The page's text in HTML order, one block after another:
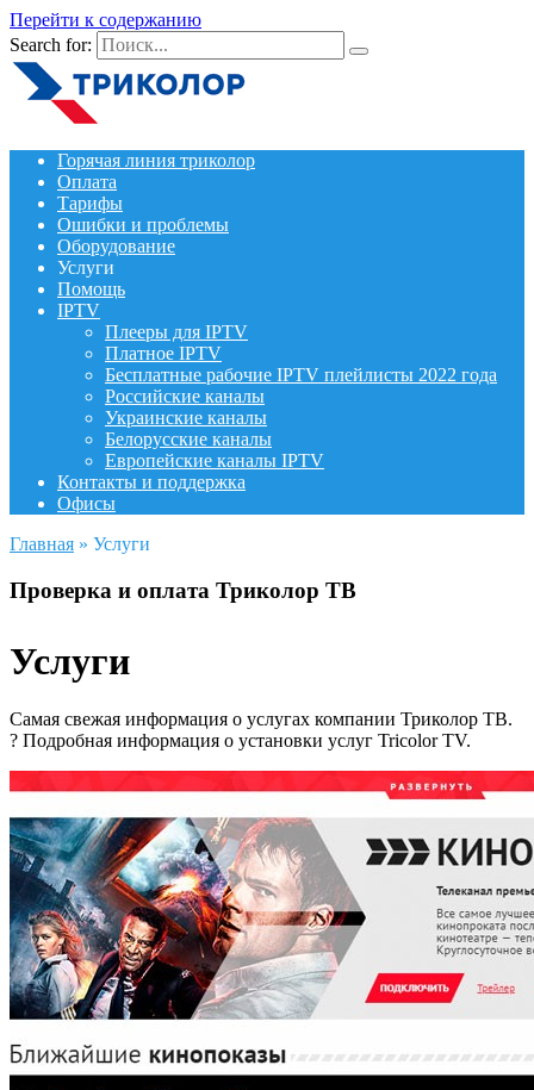
Перейти к содержанию
Search for:
Горячая линия триколор
Оплата
Тарифы
Ошибки и проблемы
Оборудование
Услуги
Помощь
IPTV
Плееры для IPTV
Платное IPTV
Бесплатные рабочие IPTV плейлисты 2022 года
Российские каналы
Украинские каналы
Белорусские каналы
Европейские каналы IPTV
Контакты и поддержка
Офисы
Главная » Услуги
Проверка и оплата Триколор ТВ
Услуги
Самая свежая информация о услугах компании Триколор ТВ.
? Подробная информация о установки услуг Tricolor TV.